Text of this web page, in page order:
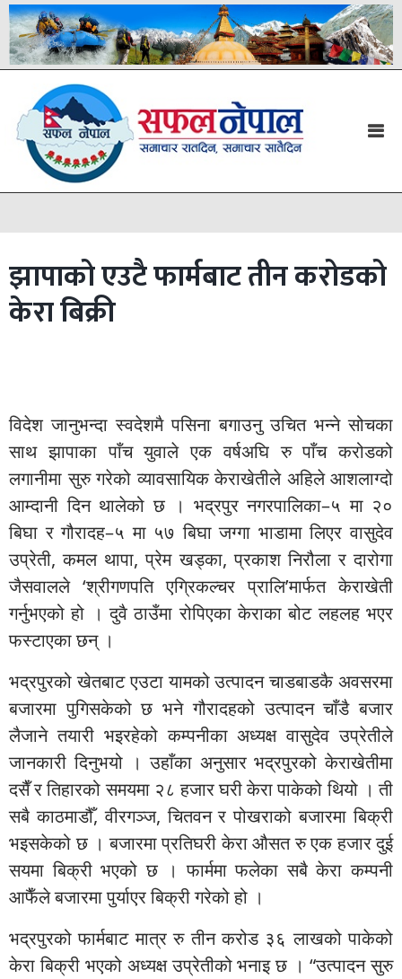
झापाको एउटै फार्मबाट तीन करोडको
केरा बिक्री
विदेश जानुभन्दा स्वदेशमै पसिना बगाउनु उचित भन्ने सोचका
साथ झापाका पाँच युवाले एक वर्षअघि रु पाँच करोडको
लगानीमा सुरु गरेको व्यावसायिक केराखेतीले अहिले आशलाग्दो
आम्दानी दिन थालेको छ । भद्रपुर नगरपालिका–५ मा २०
बिघा र गौरादह–५ मा ५७ बिघा जग्गा भाडामा लिएर वासुदेव
उप्रेती, कमल थापा, प्रेम खड्का, प्रकाश निरौला र दारोगा
जैसवालले ‘श्रीगणपति एग्रिकल्चर प्रालि’मार्फत केराखेती
गर्नुभएको हो । दुवै ठाउँमा रोपिएका केराका बोट लहलह भएर
फस्टाएका छन् ।
भद्रपुरको खेतबाट एउटा यामको उत्पादन चाडबाडकै अवसरमा
बजारमा पुगिसकेको छ भने गौरादहको उत्पादन चाँडै बजार
लैजाने तयारी भइरहेको कम्पनीका अध्यक्ष वासुदेव उप्रेतीले
जानकारी दिनुभयो । उहाँका अनुसार भद्रपुरको केराखेतीमा
दसैँ र तिहारको समयमा २८ हजार घरी केरा पाकेको थियो । ती
सबै काठमाडौँ, वीरगञ्ज, चितवन र पोखराको बजारमा बिक्री
भइसकेको छ । बजारमा प्रतिघरी केरा औसत रु एक हजार दुई
सयमा बिक्री भएको छ । फार्ममा फलेका सबै केरा कम्पनी
आफैँले बजारमा पुर्याएर बिक्री गरेको हो ।
भद्रपुरको फार्मबाट मात्र रु तीन करोड ३६ लाखको पाकेको
केरा बिक्री भएको अध्यक्ष उप्रेतीको भनाइ छ । “उत्पादन सुरु